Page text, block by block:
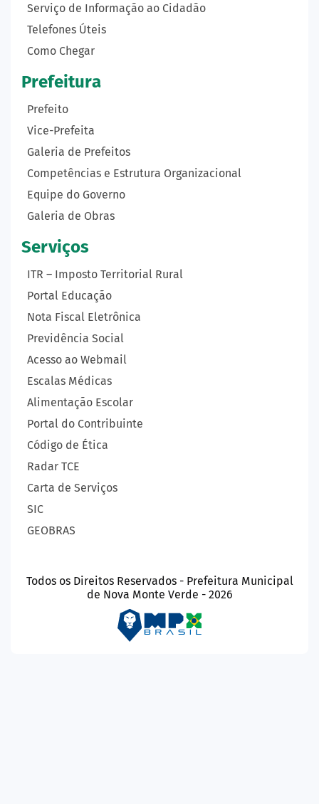
Serviço de Informação ao Cidadão
Telefones Úteis
Como Chegar
Prefeitura
Prefeito
Vice-Prefeita
Galeria de Prefeitos
Competências e Estrutura Organizacional
Equipe do Governo
Galeria de Obras
Serviços
ITR – Imposto Territorial Rural
Portal Educação
Nota Fiscal Eletrônica
Previdência Social
Acesso ao Webmail
Escalas Médicas
Alimentação Escolar
Portal do Contribuinte
Código de Ética
Radar TCE
Carta de Serviços
SIC
GEOBRAS
Todos os Direitos Reservados - Prefeitura Municipal
de Nova Monte Verde - 2026